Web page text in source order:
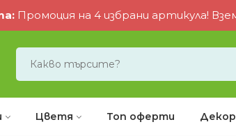
: Промоция на 4 избрани артикула!
Цветя Топ оферти